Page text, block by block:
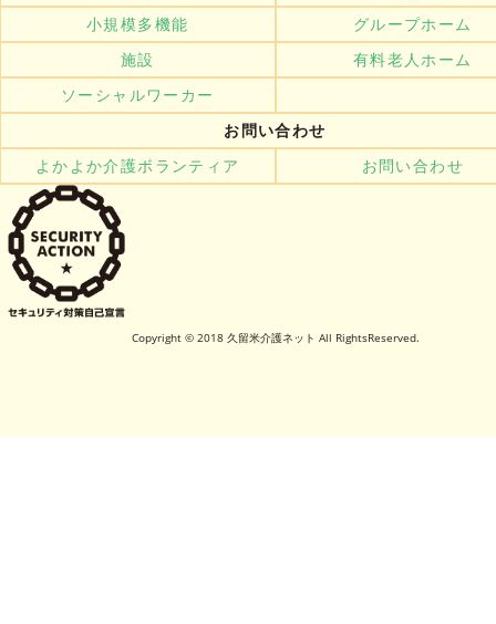
小規模多機能
グループホーム
施設
有料老人ホーム
ソーシャルワーカー
お問い合わせ
よかよか介護ボランティア
お問い合わせ
Copyright © 2018 久留米介護ネット All RightsReserved.